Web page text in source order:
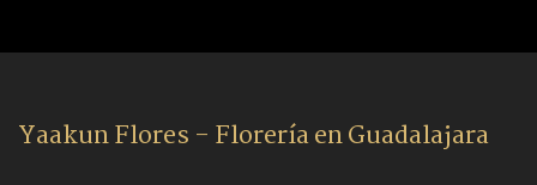
Yaakun Flores - Florería en Guadalajara